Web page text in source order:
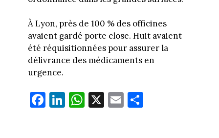
À Lyon, près de 100 % des officines
avaient gardé porte close. Huit avaient
été réquisitionnées pour assurer la
délivrance des médicaments en
urgence.
Fa
ce
Li
nk
W
ha
X E
m
Pa
rt